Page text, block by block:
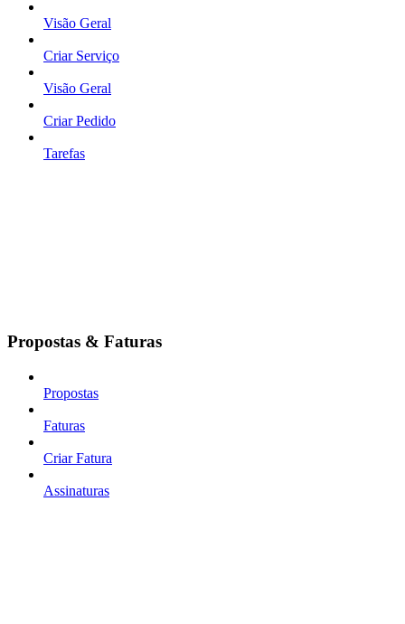
Visão Geral
Criar Serviço
Visão Geral
Criar Pedido
Tarefas
Propostas & Faturas
Propostas
Faturas
Criar Fatura
Assinaturas